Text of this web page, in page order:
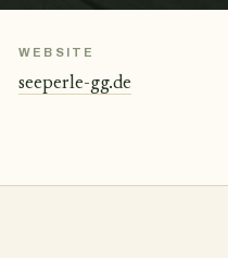
WEBSITE
seeperle-gg.de